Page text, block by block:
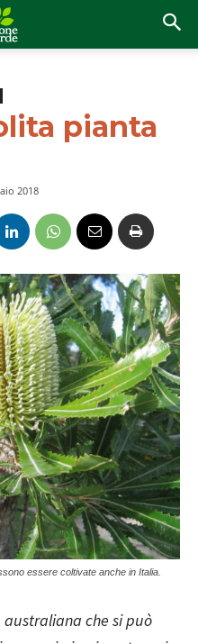
pianta
2018
essere coltivate anche in Italia.
che si può